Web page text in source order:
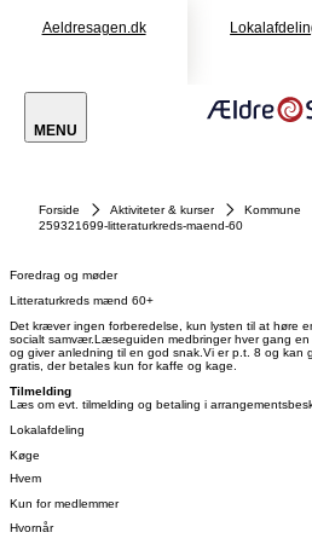
Aeldresagen.dk
MENU
Forside Aktiviteter & kurser
Kommune
259321699-litteraturkreds-maend-60
Foredrag og møder
Litteraturkreds mænd 60+
Det kræver ingen forberedelse, kun lysten til at høre
socialt samvær.Læseguiden medbringer hver gang
og giver anledning til en god snak.Vi er p.t. 8 og kan
gratis, der betales kun for kaffe og kage.
Tilmelding
Læs om evt. tilmelding og betaling i
Lokalafdeling
Køge
Hvem
Kun for medlemmer
Hvornår